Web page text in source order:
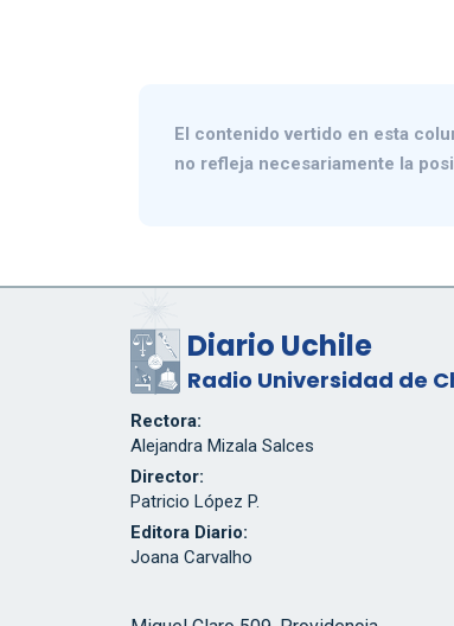
El contenido vertido en esta
no refleja necesariamente la
Diario Uchile
Radio Universidad de
Rectora:
Alejandra Mizala Salces
Director:
Patricio López P.
Editora Diario:
Joana Carvalho